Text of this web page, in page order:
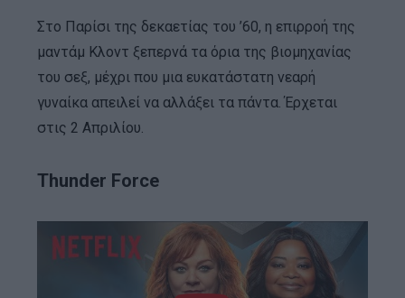
Στο Παρίσι της δεκαετίας του ’60, η επιρροή της
μαντάμ Κλοντ ξεπερνά τα όρια της βιομηχανίας
του σεξ, μέχρι που μια ευκατάστατη νεαρή
γυναίκα απειλεί να αλλάξει τα πάντα. Έρχεται
στις 2 Απριλίου.
Thunder Force